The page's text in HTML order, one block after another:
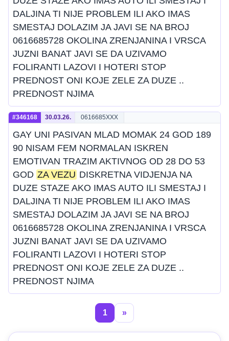
DALJINA TI NIJE PROBLEM ILI AKO IMAS
SMESTAJ DOLAZIM JA JAVI SE NA BROJ
0616685728 OKOLINA ZRENJANINA I VRSCA
JUZNI BANAT JAVI SE DA UZIVAMO
FOLIRANTI LAZOVI I HOTERI STOP
PREDNOST ONI KOJE ZELE ZA DUZE ..
PREDNOST NJIMA
#346168 30.03.26. 0616685XXX
GAY UNI PASIVAN MLAD MOMAK 24 GOD 189
90 NISAM FEM NORMALAN ISKREN
EMOTIVAN TRAZIM AKTIVNOG OD 28 DO 53
GOD ZA VEZU DISKRETNA VIDJENJA NA
DUZE STAZE AKO IMAS AUTO ILI SMESTAJ I
DALJINA TI NIJE PROBLEM ILI AKO IMAS
SMESTAJ DOLAZIM JA JAVI SE NA BROJ
0616685728 OKOLINA ZRENJANINA I VRSCA
JUZNI BANAT JAVI SE DA UZIVAMO
FOLIRANTI LAZOVI I HOTERI STOP
PREDNOST ONI KOJE ZELE ZA DUZE ..
PREDNOST NJIMA
1 »